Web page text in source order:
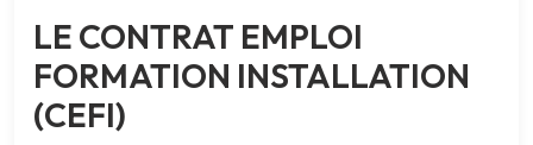
LE CONTRAT EMPLOI
FORMATION INSTALLATION
(CEFI)